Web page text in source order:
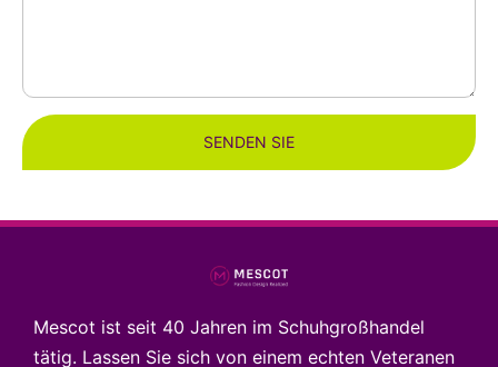
SENDEN SIE
Mescot ist seit 40 Jahren im Schuhgroßhandel
tätig. Lassen Sie sich von einem echten Veteranen